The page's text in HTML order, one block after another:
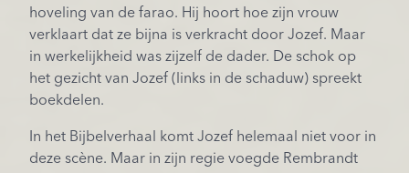
hoveling van de farao. Hij hoort hoe zijn vrouw
verklaart dat ze bijna is verkracht door Jozef. Maar
in werkelijkheid was zijzelf de dader. De schok op
het gezicht van Jozef (links in de schaduw) spreekt
boekdelen.
In het Bijbelverhaal komt Jozef helemaal niet voor in
deze scène. Maar in zijn regie voegde Rembrandt